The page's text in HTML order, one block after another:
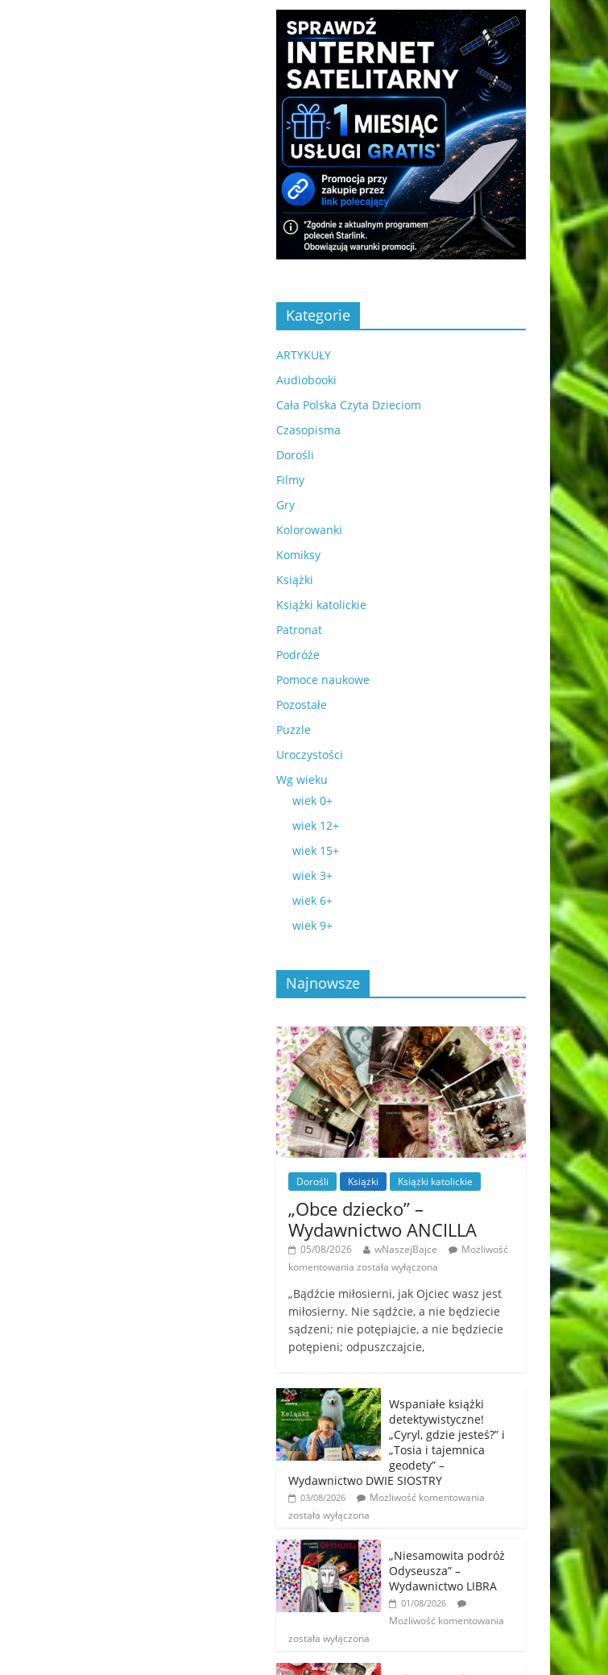
Kategorie
ARTYKUŁY
Audiobooki
Cała Polska Czyta Dzieciom
Czasopisma
Dorośli
Filmy
Gry
Kolorowanki
Komiksy
Książki
Książki katolickie
Patronat
Podróże
Pomoce naukowe
Pozostałe
Puzzle
Uroczystości
Wg wieku
wiek 0+
wiek 12+
wiek 15+
wiek 3+
wiek 6+
wiek 9+
Najnowsze
Dorośli Książki Książki katolickie
„Obce dziecko” –
Wydawnictwo ANCILLA
05/08/2026 wNaszejBajce
Możliwość
komentowania została wyłączona
„Bądźcie miłosierni, jak Ojciec wasz jest
miłosierny. Nie sądźcie, a nie będziecie
sądzeni; nie potępiajcie, a nie będziecie
potępieni; odpuszczajcie,
Wspaniałe książki
detektywistyczne!
„Cyryl, gdzie jesteś?” i
„Tosia i tajemnica
geodety” –
Wydawnictwo DWIE SIOSTRY
03/08/2026
Możliwość komentowania
została wyłączona
„Niesamowita podróż
Odyseusza” –
Wydawnictwo LIBRA
01/08/2026
Możliwość komentowania
została wyłączona